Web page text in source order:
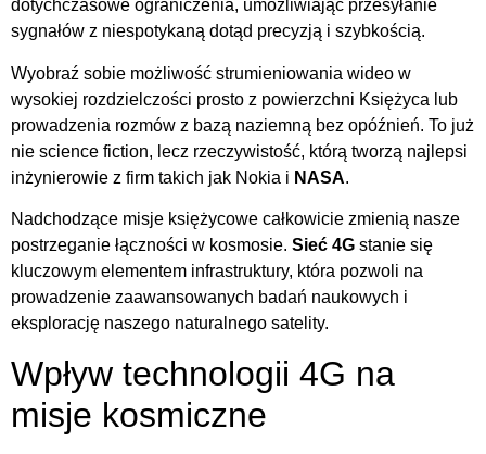
dotychczasowe ograniczenia, umożliwiając przesyłanie
sygnałów z niespotykaną dotąd precyzją i szybkością.
Wyobraź sobie możliwość strumieniowania wideo w
wysokiej rozdzielczości prosto z powierzchni Księżyca lub
prowadzenia rozmów z bazą naziemną bez opóźnień. To już
nie science fiction, lecz rzeczywistość, którą tworzą najlepsi
inżynierowie z firm takich jak Nokia i NASA.
Nadchodzące misje księżycowe całkowicie zmienią nasze
postrzeganie łączności w kosmosie. Sieć 4G stanie się
kluczowym elementem infrastruktury, która pozwoli na
prowadzenie zaawansowanych badań naukowych i
eksplorację naszego naturalnego satelity.
Wpływ technologii 4G na
misje kosmiczne